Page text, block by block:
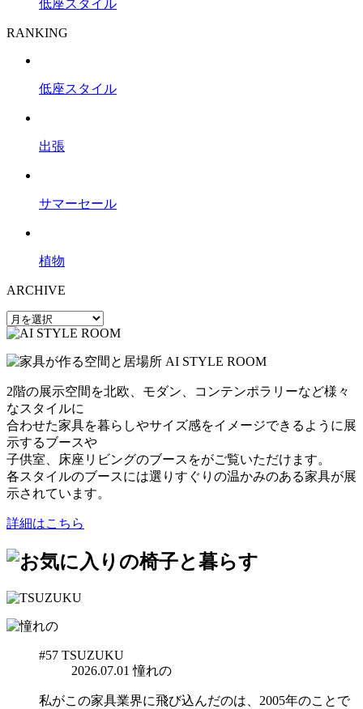
低座スタイル
RANKING
低座スタイル
出張
サマーセール
植物
ARCHIVE
2階の展示空間を北欧、モダン、コンテンポラリーなど様々
なスタイルに
合わせた家具を暮らしやサイズ感をイメージできるように展
示するブースや
子供室、床座リビングのブースをがご覧いただけます。
各スタイルのブースには選りすぐりの温かみのある家具が展
示されています。
詳細はこちら
#57 TSUZUKU
2026.07.01 憧れの
私がこの家具業界に飛び込んだのは、2005年のことで